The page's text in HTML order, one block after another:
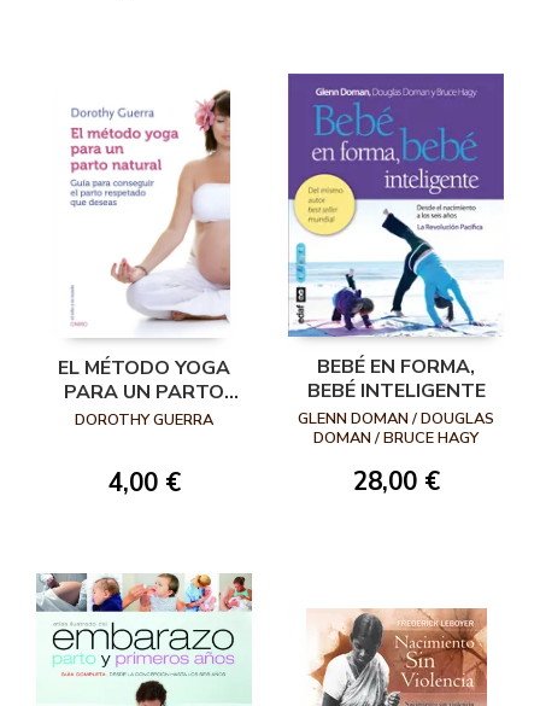
EL MÉTODO YOGA
PARA UN PARTO
NATURAL. GUÍA
QUE DESEAS
DOROTHY GUERRA
4,00 €
BEBÉ EN FORMA,
BEBÉ INTELIGENTE
GLENN DOMAN / DOUGLAS
DOMAN / BRUCE HAGY
28,00 €